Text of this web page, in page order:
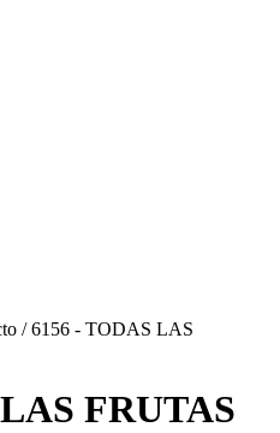
/ 6156 - TODAS LAS
FRUTAS